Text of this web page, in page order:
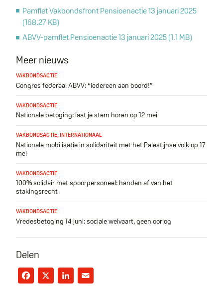
Document
Pamflet Vakbondsfront Pensioenactie 13 januari 2025
(168.27 KB)
ABVV-pamflet Pensioenactie 13 januari 2025(1.1 MB)
Meer nieuws
VAKBONDSACTIE
Congres federaal ABVV: “iedereen aan boord!”
VAKBONDSACTIE
Nationale betoging: laat je stem horen op 12 mei
VAKBONDSACTIE,INTERNATIONAAL
Nationale mobilisatie in solidariteit met het Palestijnse volk op 17
mei
VAKBONDSACTIE
100% solidair met spoorpersoneel: handen af van het
stakingsrecht
VAKBONDSACTIE
Vredesbetoging 14 juni: sociale welvaart, geen oorlog
Delen
Facebook
X LinkedIn